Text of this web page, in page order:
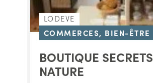
LODEVE
COMMERCES, BIEN-ÊTRE
BOUTIQUE SECRETS
NATURE